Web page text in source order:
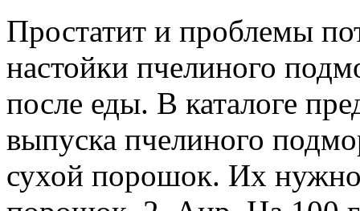
Простатит и проблемы
настойки пчелиного
после еды. В каталоге
выпуска пчелиного
сухой порошок. Их нужно